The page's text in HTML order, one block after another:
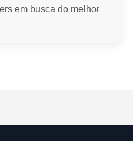
em busca do melhor